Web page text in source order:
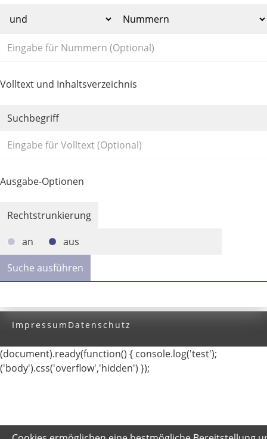
Volltext und Inhaltsverzeichnis
Suchbegriff
Ausgabe-Optionen
Rechtstrunkierung
an
aus
Impressum Datenschutz
(document).ready(function() { console.log('test');
('body').css('overflow','hidden') });